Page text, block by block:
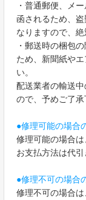
・普通郵便、メ
函されるため、
なりますので、絶
・郵送時の梱包
ため、新聞紙や
い。
配送業者の輸送
ので、予めご了承
●修理可能の場合
修理可能の場合は
お支払方法は代
●修理不可の場合
修理不可の場合は